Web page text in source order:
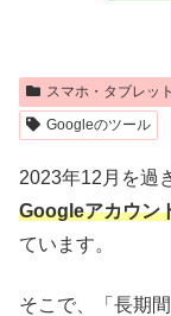
スマホ・タブレット
Googleのツール
2023年12月を過
Googleアカウン
ています。
そこで、「長期